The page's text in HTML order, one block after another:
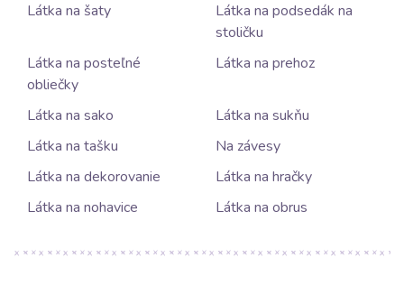
Látka na šaty
Látka na podsedák na
stoličku
Látka na posteľné
obliečky
Látka na prehoz
Látka na sako
Látka na sukňu
Látka na tašku
Na závesy
Látka na dekorovanie
Látka na hračky
Látka na nohavice
Látka na obrus